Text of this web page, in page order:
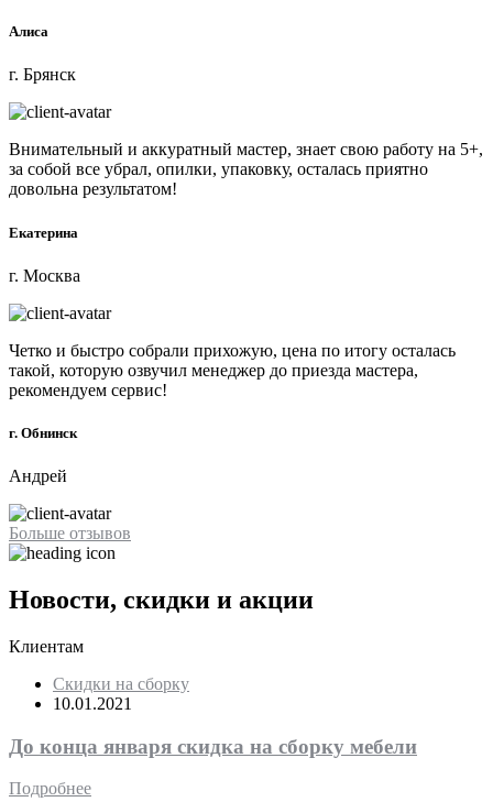
Алиса
г. Брянск
Внимательный и аккуратный мастер, знает свою работу на 5+,
за собой все убрал, опилки, упаковку, осталась приятно
довольна результатом!
Екатерина
г. Москва
Четко и быстро собрали прихожую, цена по итогу осталась
такой, которую озвучил менеджер до приезда мастера,
рекомендуем сервис!
г. Обнинск
Андрей
Больше отзывов
Новости, скидки и акции
Клиентам
Скидки на сборку
10.01.2021
До конца января скидка на сборку мебели
Подробнее